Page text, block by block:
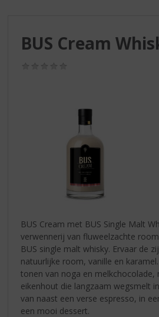
BUS Cream
BUS Cream met BUS Single Malt
verwennerij van fluweelzachte
BUS single malt whisky. Ervaar de
natuurlijke room, vanille en
tonen van noga en melkchocolade,
eikenhout die langzaam wegsmelt
van naast een verse espresso, in
een mooi dessert.